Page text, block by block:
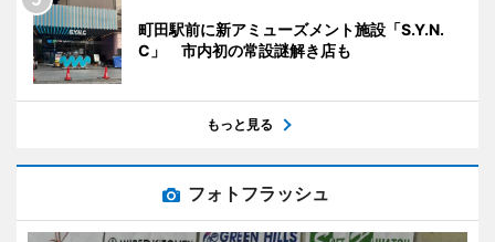
町田駅前に新アミューズメント施設「S.Y.N.
C」 市内初の常設謎解き店も
もっと見る
フォトフラッシュ